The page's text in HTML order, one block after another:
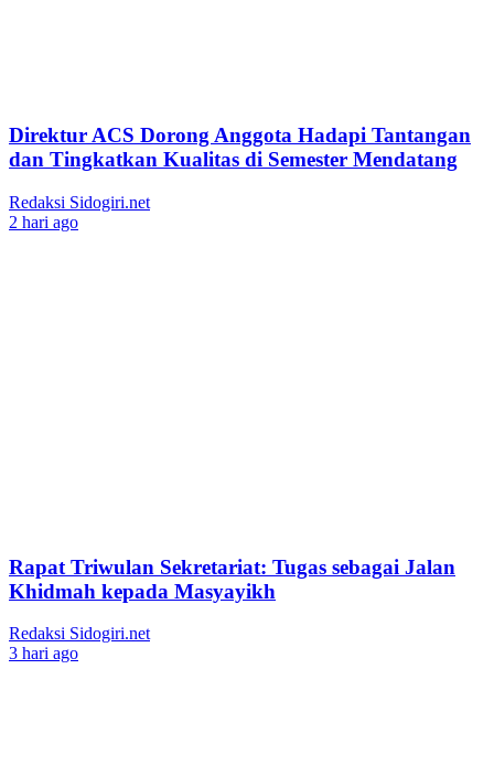
Direktur ACS Dorong Anggota Hadapi Tantangan
dan Tingkatkan Kualitas di Semester Mendatang
Redaksi Sidogiri.net
2 hari ago
Rapat Triwulan Sekretariat: Tugas sebagai Jalan
Khidmah kepada Masyayikh
Redaksi Sidogiri.net
3 hari ago